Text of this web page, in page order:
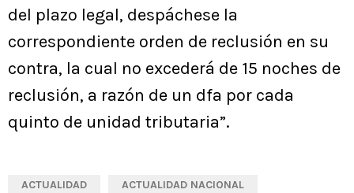
del plazo legal, despáchese la
correspondiente orden de reclusión en su
contra, la cual no excederá de 15 noches de
reclusión, a razón de un dfa por cada
quinto de unidad tributaria”.
ACTUALIDAD ACTUALIDAD NACIONAL